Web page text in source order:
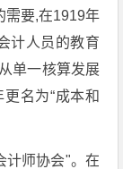
需要,在1919年
计人员的教育
单一核算发展
名为“成本和
计师协会"。在